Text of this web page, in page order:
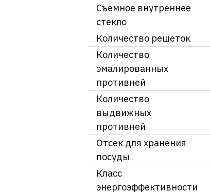
Съёмное внутреннее
стекло
Количество решеток
Количество
эмалированных
противней
Количество
выдвижных
противней
Отсек для хранения
посуды
Класс
энергоэффективности